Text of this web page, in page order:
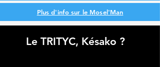
Plus d'info sur le Mosel'Man
Le TRITYC, Késako ?